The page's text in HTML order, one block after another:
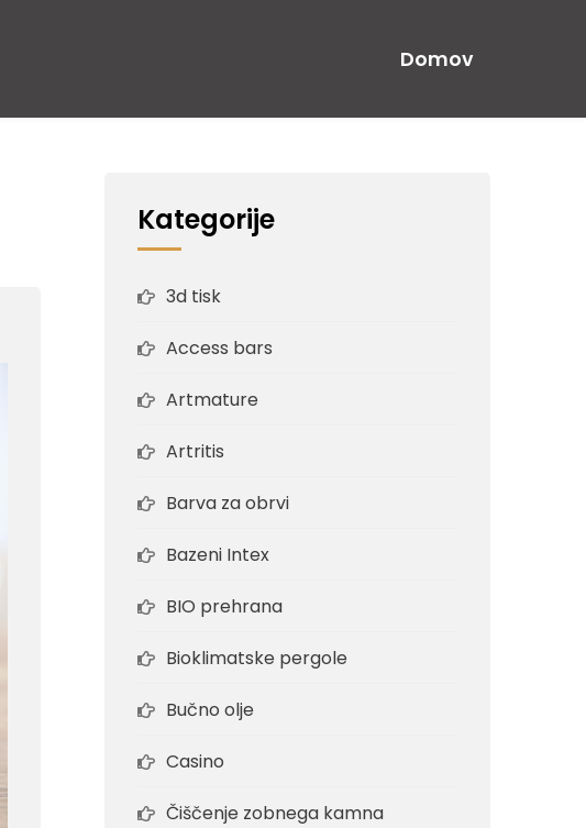
Domov
Kategorije
3d tisk
Access bars
Artmature
Artritis
Barva za obrvi
Bazeni Intex
BIO prehrana
Bioklimatske pergole
Bučno olje
Casino
Čiščenje zobnega kamna